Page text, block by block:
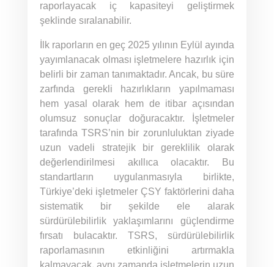
raporlayacak iç kapasiteyi geliştirmek
şeklinde sıralanabilir.
İlk raporların en geç 2025 yılının Eylül ayında
yayımlanacak olması işletmelere hazırlık için
belirli bir zaman tanımaktadır. Ancak, bu süre
zarfında gerekli hazırlıkların yapılmaması
hem yasal olarak hem de itibar açısından
olumsuz sonuçlar doğuracaktır. İşletmeler
tarafında TSRS’nin bir zorunluluktan ziyade
uzun vadeli stratejik bir gereklilik olarak
değerlendirilmesi akıllıca olacaktır. Bu
standartların uygulanmasıyla birlikte,
Türkiye’deki işletmeler ÇSY faktörlerini daha
sistematik bir şekilde ele alarak
sürdürülebilirlik yaklaşımlarını güçlendirme
fırsatı bulacaktır. TSRS, sürdürülebilirlik
raporlamasının etkinliğini artırmakla
kalmayacak, aynı zamanda işletmelerin uzun